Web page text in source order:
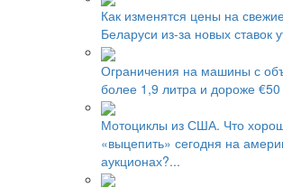
Как изменятся цены на
Беларуси из-за новых ставок
Ограничения на машины с
более 1,9 литра и дороже €50
Мотоциклы из США. Что
«выцепить» сегодня на
аукционах?...